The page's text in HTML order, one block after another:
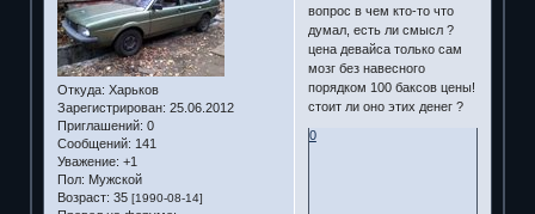
Откуда: Харьков
Зарегистрирован: 25.06.2012
Приглашений: 0
Сообщений: 141
Уважение: +1
Пол: Мужской
Возраст: 35 [1990-08-14]
вопрос в чем кто-то что
думал, есть ли смысл ?
цена девайса только сам
мозг без навесного
порядком 100 баксов цены!
стоит ли оно этих денег ?
0